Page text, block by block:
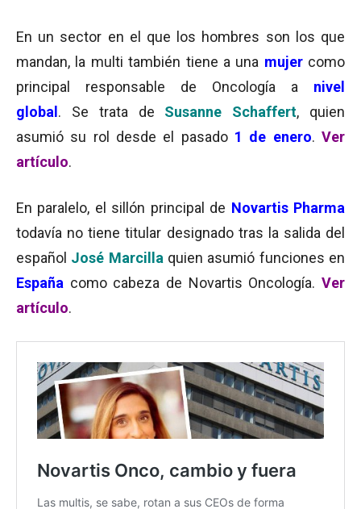
En un sector en el que los hombres son los que
mandan, la multi también tiene a una mujer como
principal responsable de Oncología a nivel
global . Se trata de Susanne Schaffert, quien
asumió su rol desde el pasado 1 de enero.Ver
artículo.
En paralelo, el sillón principal de Novartis Pharma
todavía no tiene titular designado tras la salida del
español José Marcilla quien asumió funciones en
España como cabeza de Novartis Oncología.Ver
artículo.